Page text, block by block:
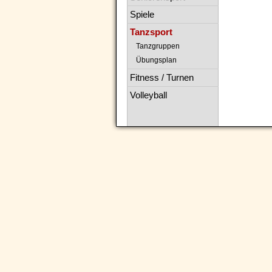
Spiele
Tanzsport
Tanzgruppen
Übungsplan
Fitness / Turnen
Volleyball
Navigation